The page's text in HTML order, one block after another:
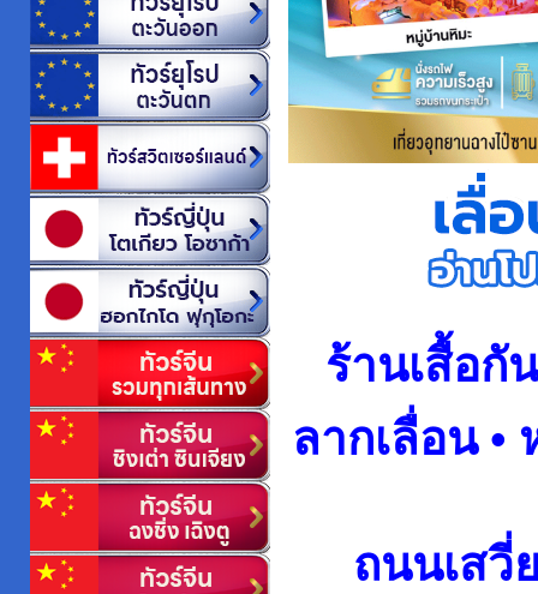
ร้านเสื้อกั
ลากเลื่อน •
ถนนเสวี่